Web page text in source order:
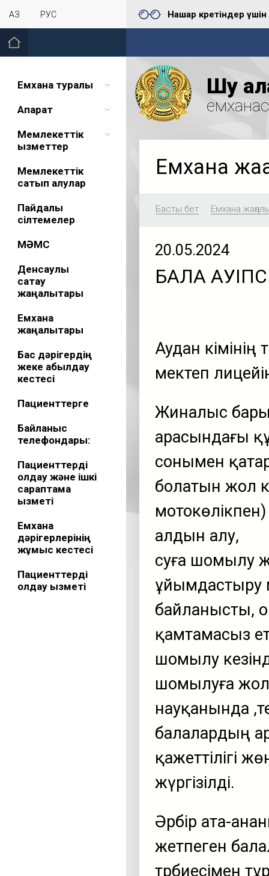
ҚАЗ РУС Нашар көретіндер үшін
Емхана туралы
Ақпарат
Мемлекеттік
қызметтер
Мемлекеттік
сатып алулар
Пайдалы
сілтемелер
МӘМС
Денсаулық
сақтау
жаңалықтары
Емхана
жаңалықтары
Бас дәрігердің
жеке қабылдау
кестесі
Пациенттерге
Байланыс
телефондары:
Пациенттерді
қолдау және ішкі
сараптама
қызметі
Емхана
дәрігерлерінің
жұмыс кестесі
Пациенттерді
қолдау қызметі
Шу
Емхана
Басты бет Емхана
20.05.2024
БАЛА
Аудан
мектеп
Жиналыс
арасындағы
сонымен
болатын жол
алдын алу,
суға шомылу
ұйымдастыру
байланысты,
қамтамасыз
шомылу
шомылуға жол
науқанында
балалардың
қажеттілігі
жүргізілді.
Әрбір ата-
жетпеген
тәрбиесімен